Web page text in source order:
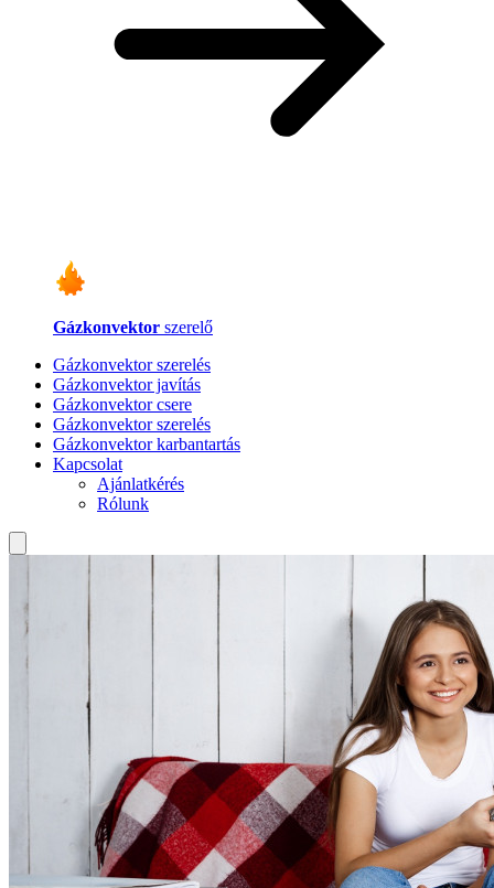
Gázkonvektor szerelő
Gázkonvektor szerelés
Gázkonvektor javítás
Gázkonvektor csere
Gázkonvektor szerelés
Gázkonvektor karbantartás
Kapcsolat
Ajánlatkérés
Rólunk